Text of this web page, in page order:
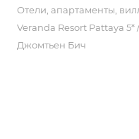
Отели, апартаменты,
Veranda Resort Pattaya
Джомтьен Бич